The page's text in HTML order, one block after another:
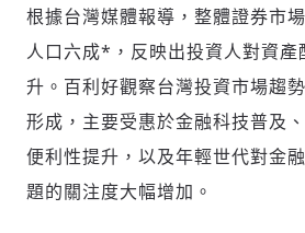
根據台灣媒體報導，整體證券市
人口六成*，反映出投資人對資產
升。百利好觀察台灣投資市場趨
形成，主要受惠於金融科技普及
便利性提升，以及年輕世代對金
題的關注度大幅增加。